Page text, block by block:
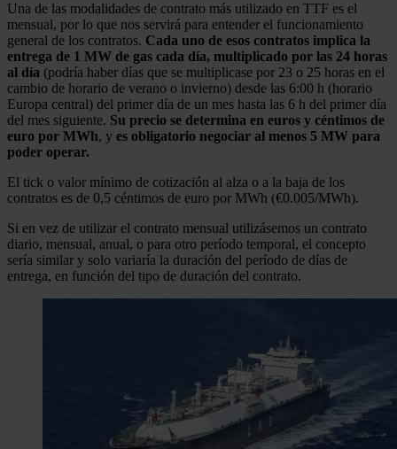
Una de las modalidades de contrato más utilizado en TTF es el
mensual, por lo que nos servirá para entender el funcionamiento
general de los contratos. Cada uno de esos contratos implica la
entrega de 1 MW de gas cada día, multiplicado por las 24 horas
al día (podría haber días que se multiplicase por 23 o 25 horas en el
cambio de horario de verano o invierno) desde las 6:00 h (horario
Europa central) del primer día de un mes hasta las 6 h del primer día
del mes siguiente. Su precio se determina en euros y céntimos de
euro por MWh, y es obligatorio negociar al menos 5 MW para
poder operar.
El tick o valor mínimo de cotización al alza o a la baja de los
contratos es de 0,5 céntimos de euro por MWh (€0.005/MWh).
Si en vez de utilizar el contrato mensual utilizásemos un contrato
diario, mensual, anual, o para otro período temporal, el concepto
sería similar y solo variaría la duración del período de días de
entrega, en función del tipo de duración del contrato.